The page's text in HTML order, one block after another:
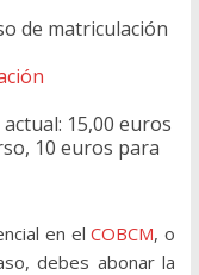
de matriculación
15,00 euros
10 euros para
en elCOBCM, o
debes abonar la